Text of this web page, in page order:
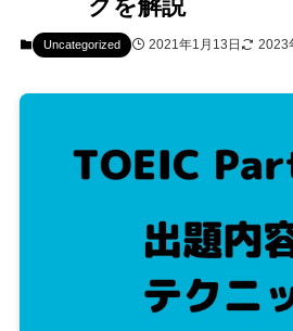
クを解説
Uncategorized 2021年1月13日 2023